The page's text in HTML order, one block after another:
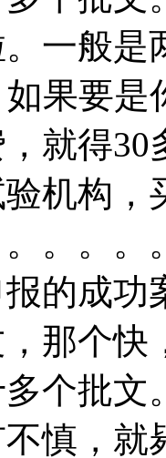
一般是
果要
就得
机构，
。。
的成功
那个
多个批文
慎，就